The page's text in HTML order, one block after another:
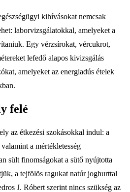
kihívásokat nemcsak
laborvizsgálatokkal, amelyeket a
Egy vérzsírokat, vércukrot,
lefedő alapos kivizsgálás
amelyeket az energiadús ételek
felé
az étkezési szokásokkal indul: a
a mértékletesség
sült finomságokat a sütő nyújtotta
a tejfölös ragukat natúr joghurttal
J. Róbert szerint nincs szükség az